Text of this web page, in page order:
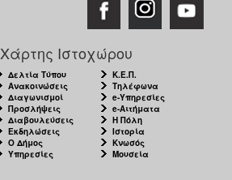
Χάρτης Ιστοχώρου
Δελτία Τύπου
Ανακοινώσεις
Διαγωνισμοί
Προσλήψεις
Διαβουλεύσεις
Εκδηλώσεις
Ο Δήμος
Υπηρεσίες
Κ.Ε.Π.
Τηλέφωνα
e-Υπηρεσίες
e-Αιτήματα
Η Πόλη
Ιστορία
Κνωσός
Μουσεία